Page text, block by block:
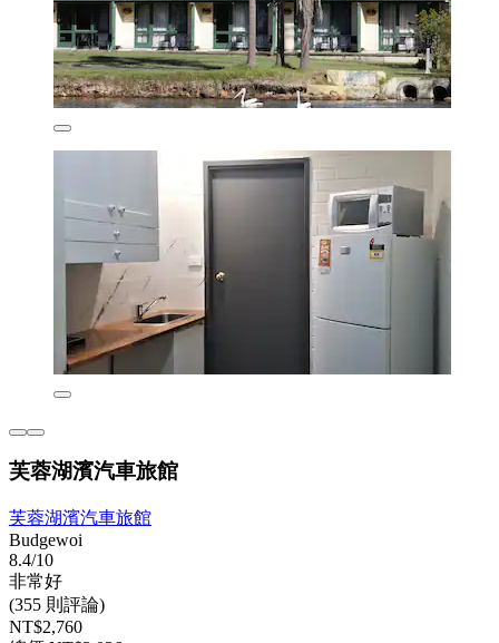
芙蓉湖濱汽車旅館
芙蓉湖濱汽車旅館
Budgewoi
8.4/10
非常好
(355 則評論)
NT$2,760